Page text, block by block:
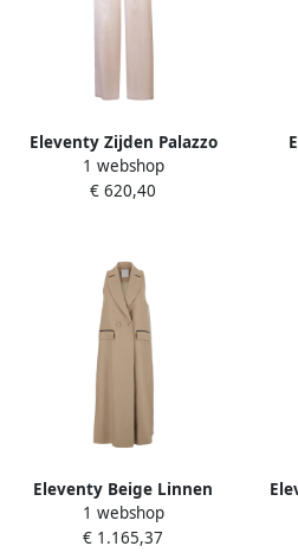
Eleventy Zijden Palazzo
Broek Elastische Taille Beige
Dames
1 webshop
€ 620,40
Eleventy Beige Linnen
Mouwloze Double-Breasted
Jas Beige Dames
1 webshop
€ 1.165,37